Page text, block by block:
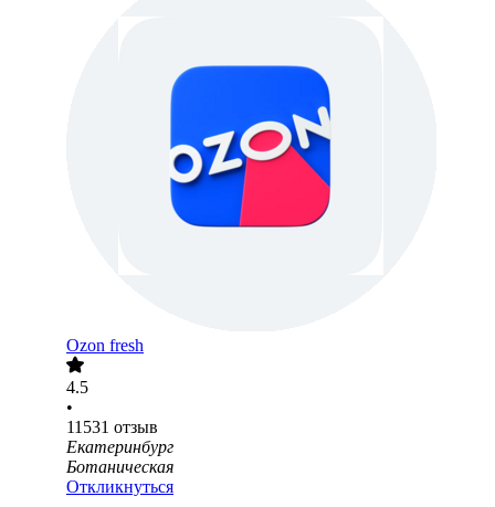
Ozon fresh
4.5
•
11531 отзыв
Екатеринбург
Ботаническая
Откликнуться